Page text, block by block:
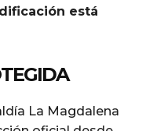
está
La Magdalena